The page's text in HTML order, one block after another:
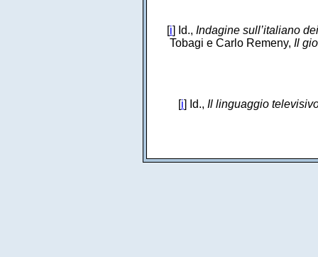
[i] Id., Indagine sull’italiano
Tobagi e Carlo Remeny, Il
[i] Id., Il linguaggio